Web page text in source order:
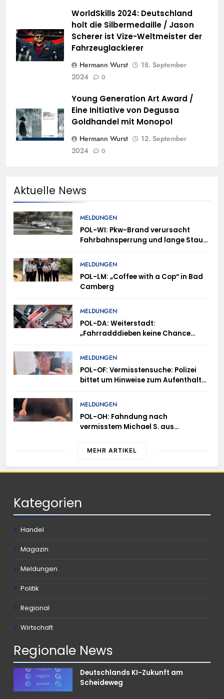
WorldSkills 2024: Deutschland
holt die Silbermedaille / Jason
Scherer ist Vize-Weltmeister der
Fahrzeuglackierer
Hermann Wurst
18. September
2024
0
Young Generation Art Award /
Eine Initiative von Degussa
Goldhandel mit Monopol
Hermann Wurst
12. September
2024
0
Aktuelle News
MELDUNGEN
POL-WI: Pkw-Brand verursacht
Fahrbahnsperrung und lange Staus
MELDUNGEN
POL-LM: „Coffee with a Cop“ in Bad
Camberg
MELDUNGEN
POL-DA: Weiterstadt:
„Fahrradddieben keine Chance
Anmeldung erforderlich
MELDUNGEN
POL-OF: Vermisstensuche: Polizei
bittet um Hinweise zum Aufenthalt
MELDUNGEN
POL-OH: Fahndung nach
vermisstem Michael S. aus
MEHR ARTIKEL
Kategorien
Handel
Magazin
Meldungen
Politik
Regional
Wirtschaft
Regionale News
Deutschlands KI-Zukunft am
Scheideweg